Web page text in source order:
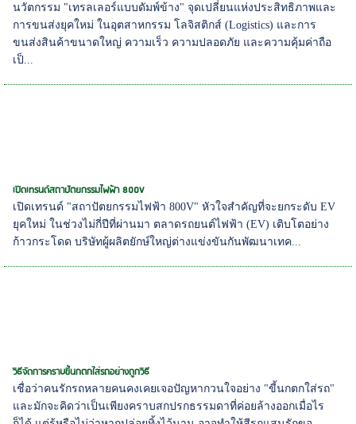
นวัตกรรม "เทรลเลอร์แบบดัมพ์ข้าง" จุดเปลี่ยนแห่งประสิทธิภาพและ
การขนส่งยุคใหม่ ในอุตสาหกรรม โลจิสติกส์ (Logistics) และการ
ขนส่งสินค้าขนาดใหญ่ ความเร็ว ความปลอดภัย และความคุ้มค่าถือ
เป็...
เปิดเทรนด์สถาปัตยกรรมไฟฟ้า 800V
เปิดเทรนด์ "สถาปัตยกรรมไฟฟ้า 800V" หัวใจสำคัญที่จะยกระดับ EV
ยุคใหม่ ในช่วงไม่กี่ปีที่ผ่านมา ตลาดรถยนต์ไฟฟ้า (EV) เติบโตอย่าง
ก้าวกระโดด บริษัทผู้ผลิตยักษ์ใหญ่ต่างแข่งขันกันพัฒนาเทค...
วิธีจัดการคราบขี้นกตกใส่รถอย่างถูกวิธี
เชื่อว่าคนรักรถหลายคนคงเคยเจอปัญหากวนใจอย่าง "ขี้นกตกใส่รถ"
และมักจะคิดว่าเป็นเพียงคราบสกปรกธรรมดาที่ค่อยล้างออกเมื่อไร